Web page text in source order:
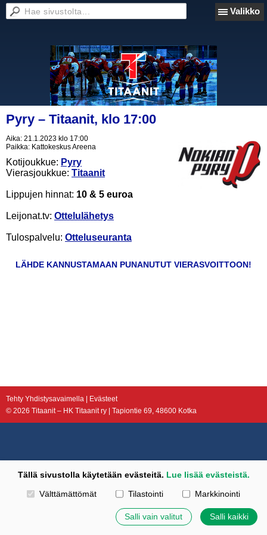
Valikko
Pyry – Titaanit, klo 17:00
Aika: 21.1.2023 klo 17:00
Paikka: Kattokeskus Areena
Kotijoukkue: Pyry
Vierasjoukkue: Titaanit
Lippujen hinnat: 10 & 5 euroa
Leijonat.tv: Ottelulähetys
Tulospalvelu: Otteluseuranta
LÄHDE KANNUSTAMAAN PUNANUTUT VIERASVOITTOON!
Tehty Yhdistysavaimella
Evästeet
© 2026 Titaanit – HK Titaanit ry | Tapiontie 69, 48600 Kotka
Tällä sivustolla käytetään evästeitä. Lue lisää evästeistä.
Valitse käytettävät evästeet
Välttämättömät Tilastointi Markkinointi
Salli vain valitut Salli kaikki